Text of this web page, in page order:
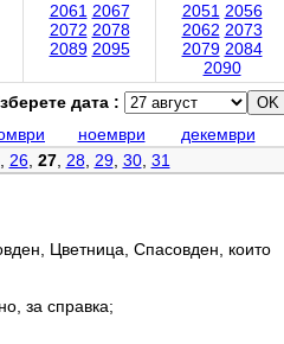
2061 2067
2072 2078
2089 2095
2051 2056
2062 2073
2079 2084
2090
дата :
ноември
декември
26, 27, 28, 29, 30, 31
Цветница, Спасовден, които
за справка;